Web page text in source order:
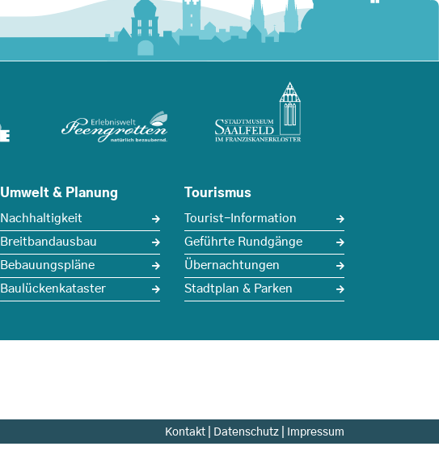
Umwelt & Planung
Nachhaltigkeit
Breitbandausbau
Bebauungspläne
Baulückenkataster
Tourismus
Tourist-Information
Geführte Rundgänge
Übernachtungen
Stadtplan & Parken
Kontakt Datenschutz Impressum